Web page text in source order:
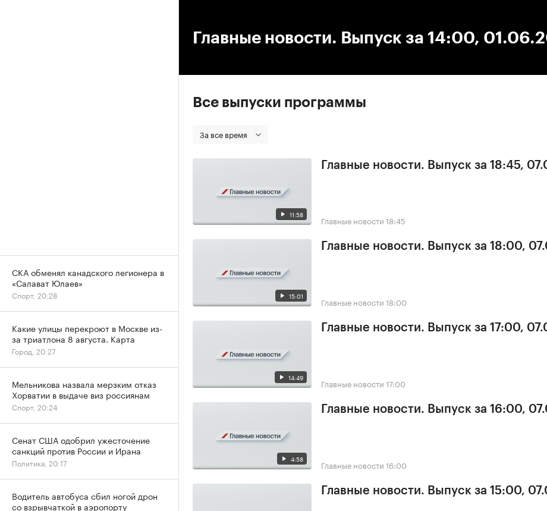
Главные новости. Выпуск за 14:00,
Все выпуски программы
За все время
11:58
Главные новости. Выпуск за 18:45,
Главные новости 18:45
15:01
Главные новости. Выпуск за 18:00,
Главные новости 18:00
14:49
Главные новости. Выпуск за 17:00,
Главные новости 17:00
4:58
Главные новости. Выпуск за 16:00,
Главные новости 16:00
Главные новости. Выпуск за 15:00,
СКА обменял канадского легионера в
«Салават Юлаев»
Спорт, 20:28
Какие улицы перекроют в Москве из-
за триатлона 8 августа. Карта
Город, 20:27
Мельникова назвала мерзким отказ
Хорватии в выдаче виз россиянам
Спорт, 20:24
Сенат США одобрил ужесточение
санкций против России и Ирана
Политика, 20:17
Водитель автобуса сбил ногой дрон
со взрывчаткой в аэропорту